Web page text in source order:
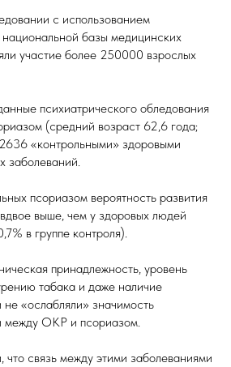
с использованием
базы медицинских
участие более 250000 взрослых
психиатрического обледования
(средний возраст 62,6 года;
«контрольными» здоровыми
заболеваний.
псориазом вероятность развития
выше, чем у здоровых людей
в группе контроля).
принадлежность, уровень
табака и даже наличие
«ослабляли» значимость
между ОКР и псориазом.
что связь между этими заболеваниями